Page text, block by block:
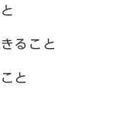
ること
と